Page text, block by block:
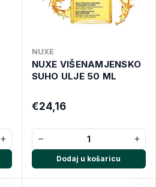
+
NUXE
NUXE VIŠENAMJENSKO
SUHO ULJE 50 ML
€24,16
− +
Dodaj u košaricu